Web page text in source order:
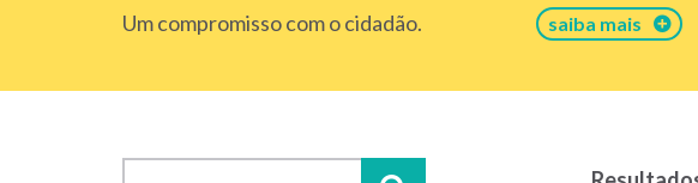
Um compromisso com o cidadão. saiba mais